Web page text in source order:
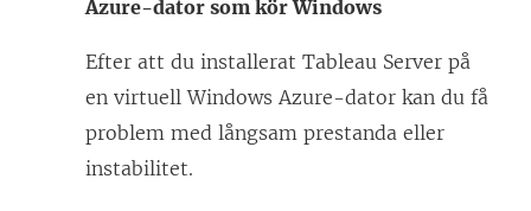
)
e
n
ö
Azure-dator som kör Windows
Efter att du installerat Tableau Server på
en virtuell Windows Azure-dator kan du få
problem med långsam prestanda eller
instabilitet.